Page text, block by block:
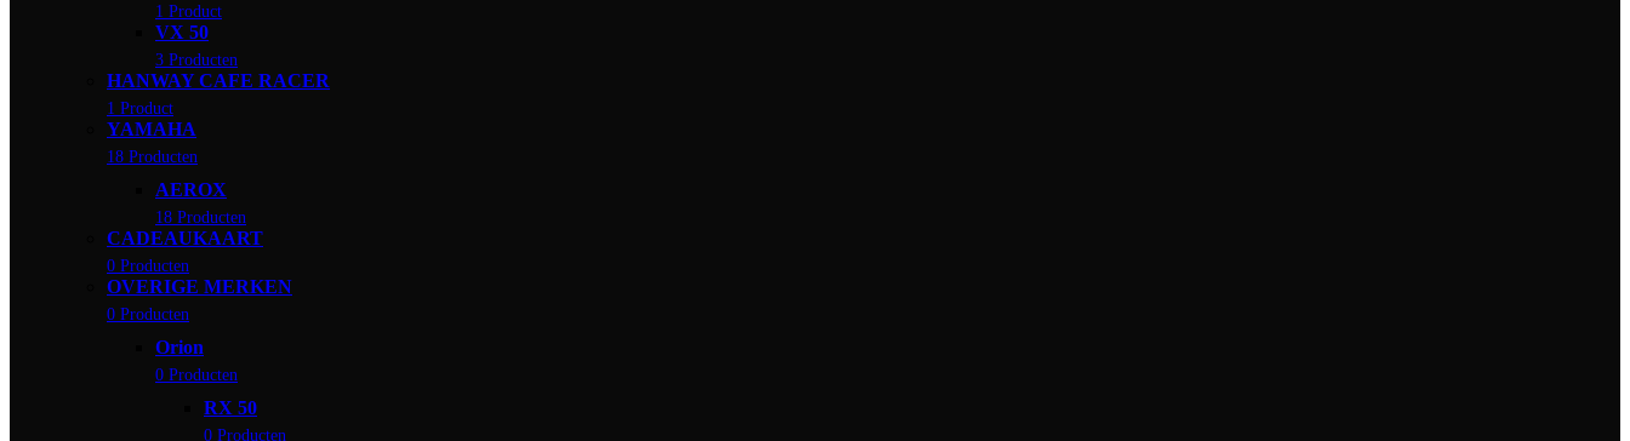
1 Product
VX 50
3 Producten
HANWAY CAFE RACER
1 Product
YAMAHA
18 Producten
AEROX
18 Producten
CADEAUKAART
0 Producten
OVERIGE MERKEN
0 Producten
Orion
0 Producten
RX 50
0 Producten